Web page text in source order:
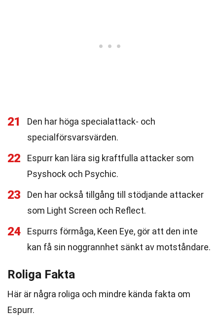
21
Den har höga specialattack- och
specialförsvarsvärden.
22
Espurr kan lära sig kraftfulla attacker som
Psyshock och Psychic.
23
Den har också tillgång till stödjande attacker
som Light Screen och Reflect.
24
Espurrs förmåga, Keen Eye, gör att den inte
kan få sin noggrannhet sänkt av motståndare.
Roliga Fakta
Här är några roliga och mindre kända fakta om
Espurr.